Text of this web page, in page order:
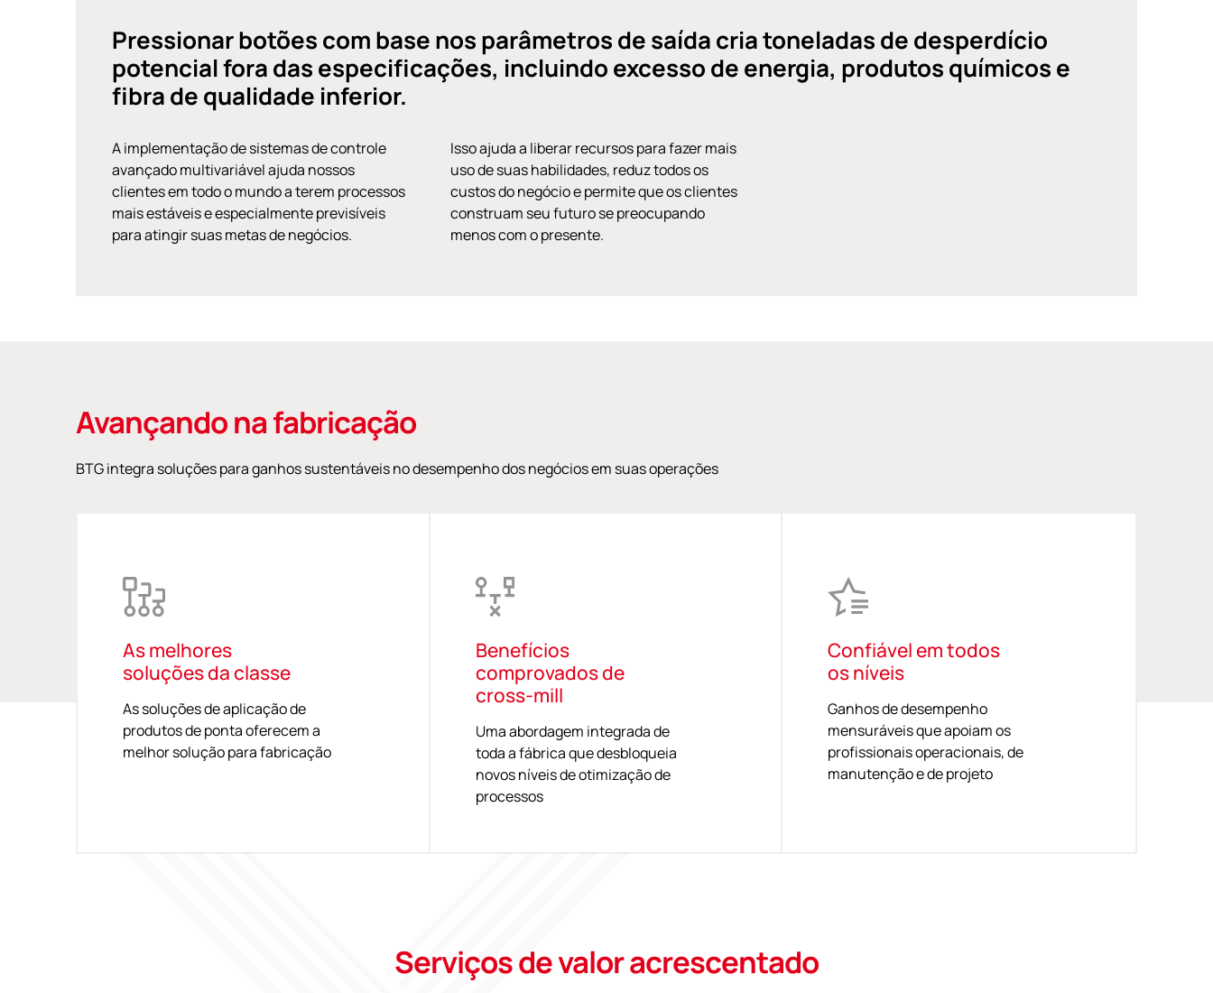
Pressionar botões com base nos parâmetros de saída cria toneladas de desperdício
potencial fora das especificações, incluindo excesso de energia, produtos químicos e
fibra de qualidade inferior.
A implementação de sistemas de controle
avançado multivariável ajuda nossos
clientes em todo o mundo a terem processos
mais estáveis e especialmente previsíveis
para atingir suas metas de negócios.
Isso ajuda a liberar recursos para fazer mais
uso de suas habilidades, reduz todos os
custos do negócio e permite que os clientes
construam seu futuro se preocupando
menos com o presente.
Avançando na fabricação
BTG integra soluções para ganhos sustentáveis no desempenho dos negócios em suas operações
As melhores
soluções da classe
As soluções de aplicação de
produtos de ponta oferecem a
melhor solução para fabricação
Benefícios
comprovados de
cross-mill
Uma abordagem integrada de
toda a fábrica que desbloqueia
novos níveis de otimização de
processos
Confiável em todos
os níveis
Ganhos de desempenho
mensuráveis que apoiam os
profissionais operacionais, de
manutenção e de projeto
Serviços de valor acrescentado